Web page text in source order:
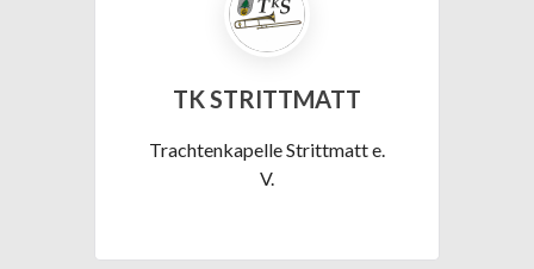
TK STRITTMATT
Trachtenkapelle Strittmatt e.
V.